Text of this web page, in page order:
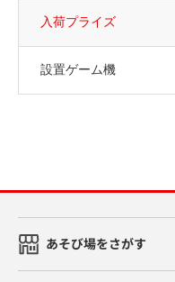
入荷プライズ
設置ゲーム機
あそび場をさがす